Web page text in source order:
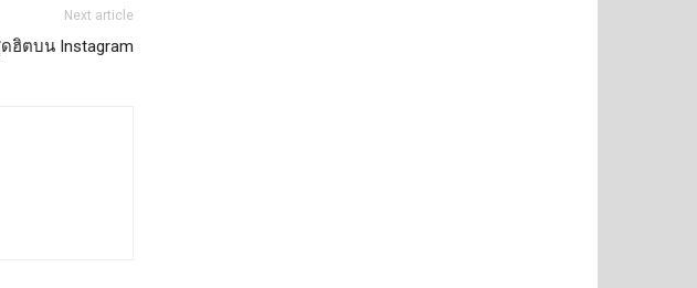
Next article
ฮิตบน Instagram